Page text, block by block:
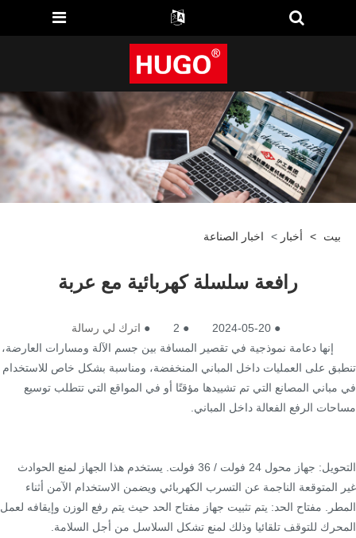
بيت > أخبار > اخبار الصناعة
رافعة سلسلة كهربائية مع عربة
●
2024-05-20
●
2
● اترك لي رسالة
إنها دعامة نموذجية في تقصير المسافة بين جسم الآلة ومسارات العارضة،
تنطبق على العمليات داخل المباني المنخفضة، ومناسبة بشكل خاص للاستخدام
في مباني المصانع التي تم تشييدها مؤقتًا أو في المواقع التي تتطلب توسيع
مساحات الرفع الفعالة داخل المباني.
التحويل: جهاز محول 24 فولت / 36 فولت. يستخدم هذا الجهاز لمنع الحوادث
غير المتوقعة الناجمة عن التسرب الكهربائي ويضمن الاستخدام الآمن أثناء
المطر. مفتاح الحد: يتم تثبيت جهاز مفتاح الحد حيث يتم رفع الوزن وإيقافه لعمل
المحرك للتوقف تلقائيا وذلك لمنع تشكل السلاسل من أجل السلامة.